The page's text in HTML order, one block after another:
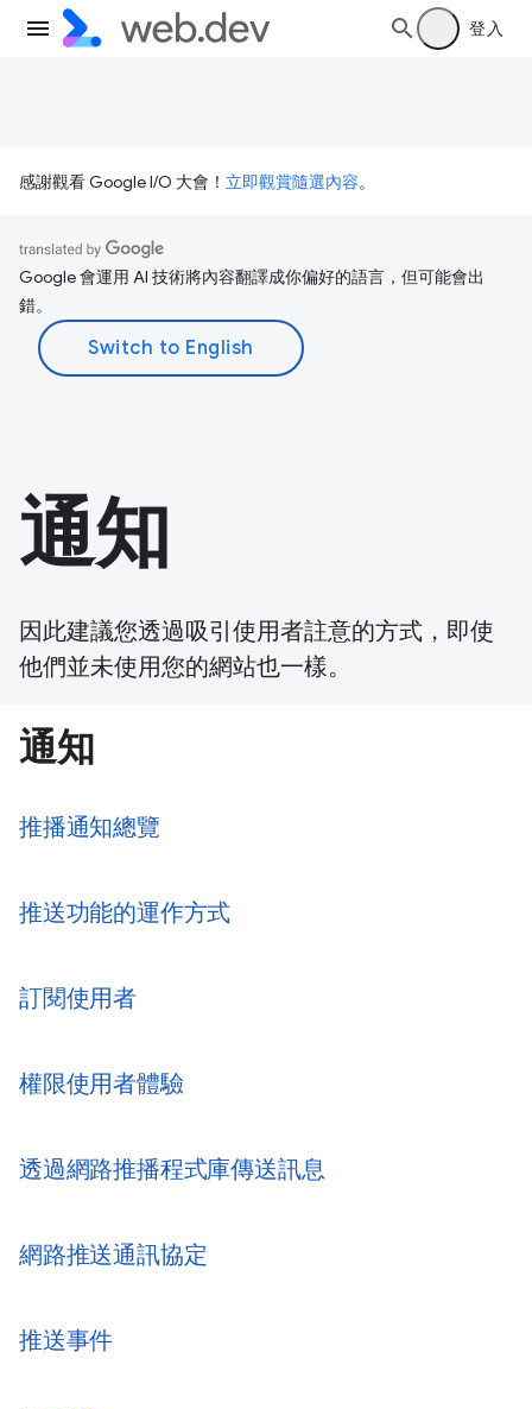
登入
感謝觀看 Google I/O 大會！ 立即觀賞隨選內容。
Google 會運用 AI 技術將內容翻譯成你偏好的語言，但可能會出
錯。
通知
因此建議您透過吸引使用者註意的方式，即使
他們並未使用您的網站也一樣。
通知
推播通知總覽
推送功能的運作方式
訂閱使用者
權限使用者體驗
透過網路推播程式庫傳送訊息
網路推送通訊協定
推送事件